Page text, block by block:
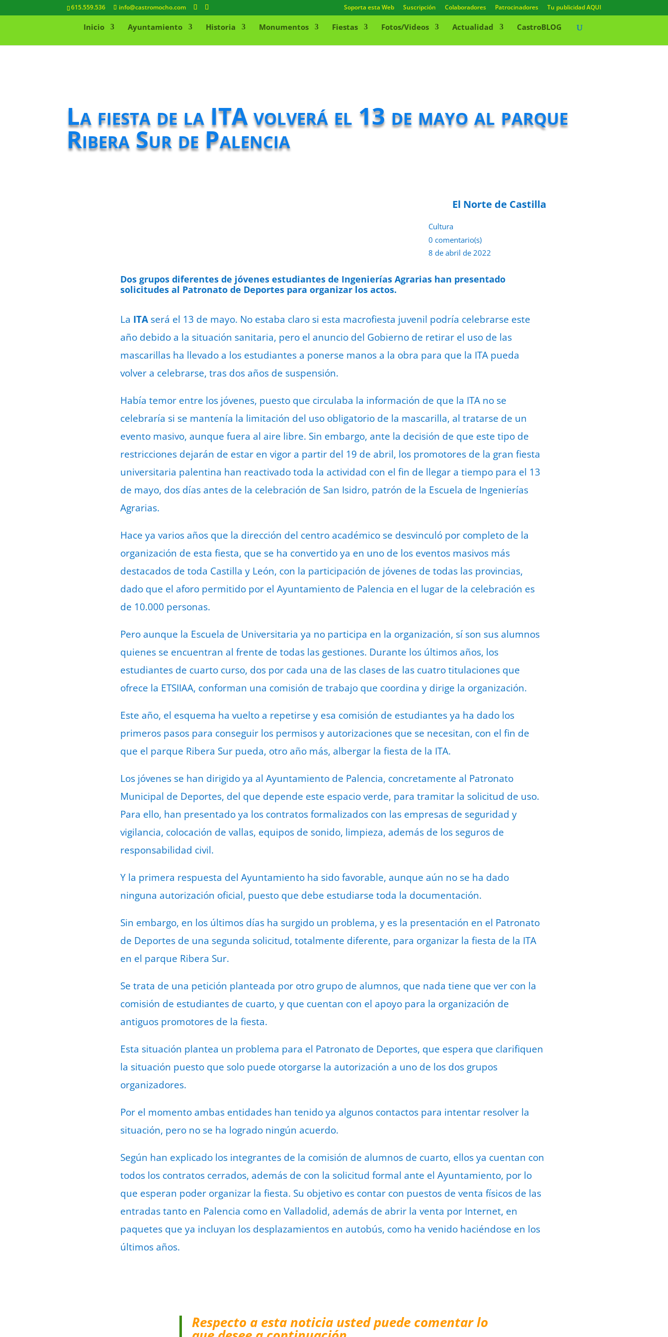
615.559.536 info@castromocho.com Soporta esta Web Suscripción Colaboradores Patrocinadores Tu publicidad AQUI
Inicio Ayuntamiento Historia Monumentos Fiestas Fotos/Videos Actualidad CastroBLOG
La fiesta de la ITA volverá el 13 de mayo al parque
Ribera Sur de Palencia
El Norte de Castilla
Cultura
0 comentario(s)
8 de abril de 2022
Dos grupos diferentes de jóvenes estudiantes de Ingenierías Agrarias han presentado
solicitudes al Patronato de Deportes para organizar los actos.
La ITAserá el 13 de mayo. No estaba claro si esta macrofiesta juvenil podría celebrarse este
año debido a la situación sanitaria, pero el anuncio del Gobierno de retirar el uso de las
mascarillas ha llevado a los estudiantes a ponerse manos a la obra para que la ITA pueda
volver a celebrarse, tras dos años de suspensión.
Había temor entre los jóvenes, puesto que circulaba la información de que la ITA no se
celebraría si se mantenía la limitación del uso obligatorio de la mascarilla, al tratarse de un
evento masivo, aunque fuera al aire libre. Sin embargo, ante la decisión de que este tipo de
restricciones dejarán de estar en vigor a partir del 19 de abril, los promotores de la gran fiesta
universitaria palentina han reactivado toda la actividad con el fin de llegar a tiempo para el 13
de mayo, dos días antes de la celebración de San Isidro, patrón de la Escuela de Ingenierías
Agrarias.
Hace ya varios años que la dirección del centro académico se desvinculó por completo de la
organización de esta fiesta, que se ha convertido ya en uno de los eventos masivos más
destacados de toda Castilla y León, con la participación de jóvenes de todas las provincias,
dado que el aforo permitido por el Ayuntamiento de Palencia en el lugar de la celebración es
de 10.000 personas.
Pero aunque la Escuela de Universitaria ya no participa en la organización, sí son sus alumnos
quienes se encuentran al frente de todas las gestiones. Durante los últimos años, los
estudiantes de cuarto curso, dos por cada una de las clases de las cuatro titulaciones que
ofrece la ETSIIAA, conforman una comisión de trabajo que coordina y dirige la organización.
Este año, el esquema ha vuelto a repetirse y esa comisión de estudiantes ya ha dado los
primeros pasos para conseguir los permisos y autorizaciones que se necesitan, con el fin de
que el parque Ribera Sur pueda, otro año más, albergar la fiesta de la ITA.
Los jóvenes se han dirigido ya al Ayuntamiento de Palencia, concretamente al Patronato
Municipal de Deportes, del que depende este espacio verde, para tramitar la solicitud de uso.
Para ello, han presentado ya los contratos formalizados con las empresas de seguridad y
vigilancia, colocación de vallas, equipos de sonido, limpieza, además de los seguros de
responsabilidad civil.
Y la primera respuesta del Ayuntamiento ha sido favorable, aunque aún no se ha dado
ninguna autorización oficial, puesto que debe estudiarse toda la documentación.
Sin embargo, en los últimos días ha surgido un problema, y es la presentación en el Patronato
de Deportes de una segunda solicitud, totalmente diferente, para organizar la fiesta de la ITA
en el parque Ribera Sur.
Se trata de una petición planteada por otro grupo de alumnos, que nada tiene que ver con la
comisión de estudiantes de cuarto, y que cuentan con el apoyo para la organización de
antiguos promotores de la fiesta.
Esta situación plantea un problema para el Patronato de Deportes, que espera que clarifiquen
la situación puesto que solo puede otorgarse la autorización a uno de los dos grupos
organizadores.
Por el momento ambas entidades han tenido ya algunos contactos para intentar resolver la
situación, pero no se ha logrado ningún acuerdo.
Según han explicado los integrantes de la comisión de alumnos de cuarto, ellos ya cuentan con
todos los contratos cerrados, además de con la solicitud formal ante el Ayuntamiento, por lo
que esperan poder organizar la fiesta. Su objetivo es contar con puestos de venta físicos de las
entradas tanto en Palencia como en Valladolid, además de abrir la venta por Internet, en
paquetes que ya incluyan los desplazamientos en autobús, como ha venido haciéndose en los
últimos años.
Respecto a esta noticia usted puede comentar lo